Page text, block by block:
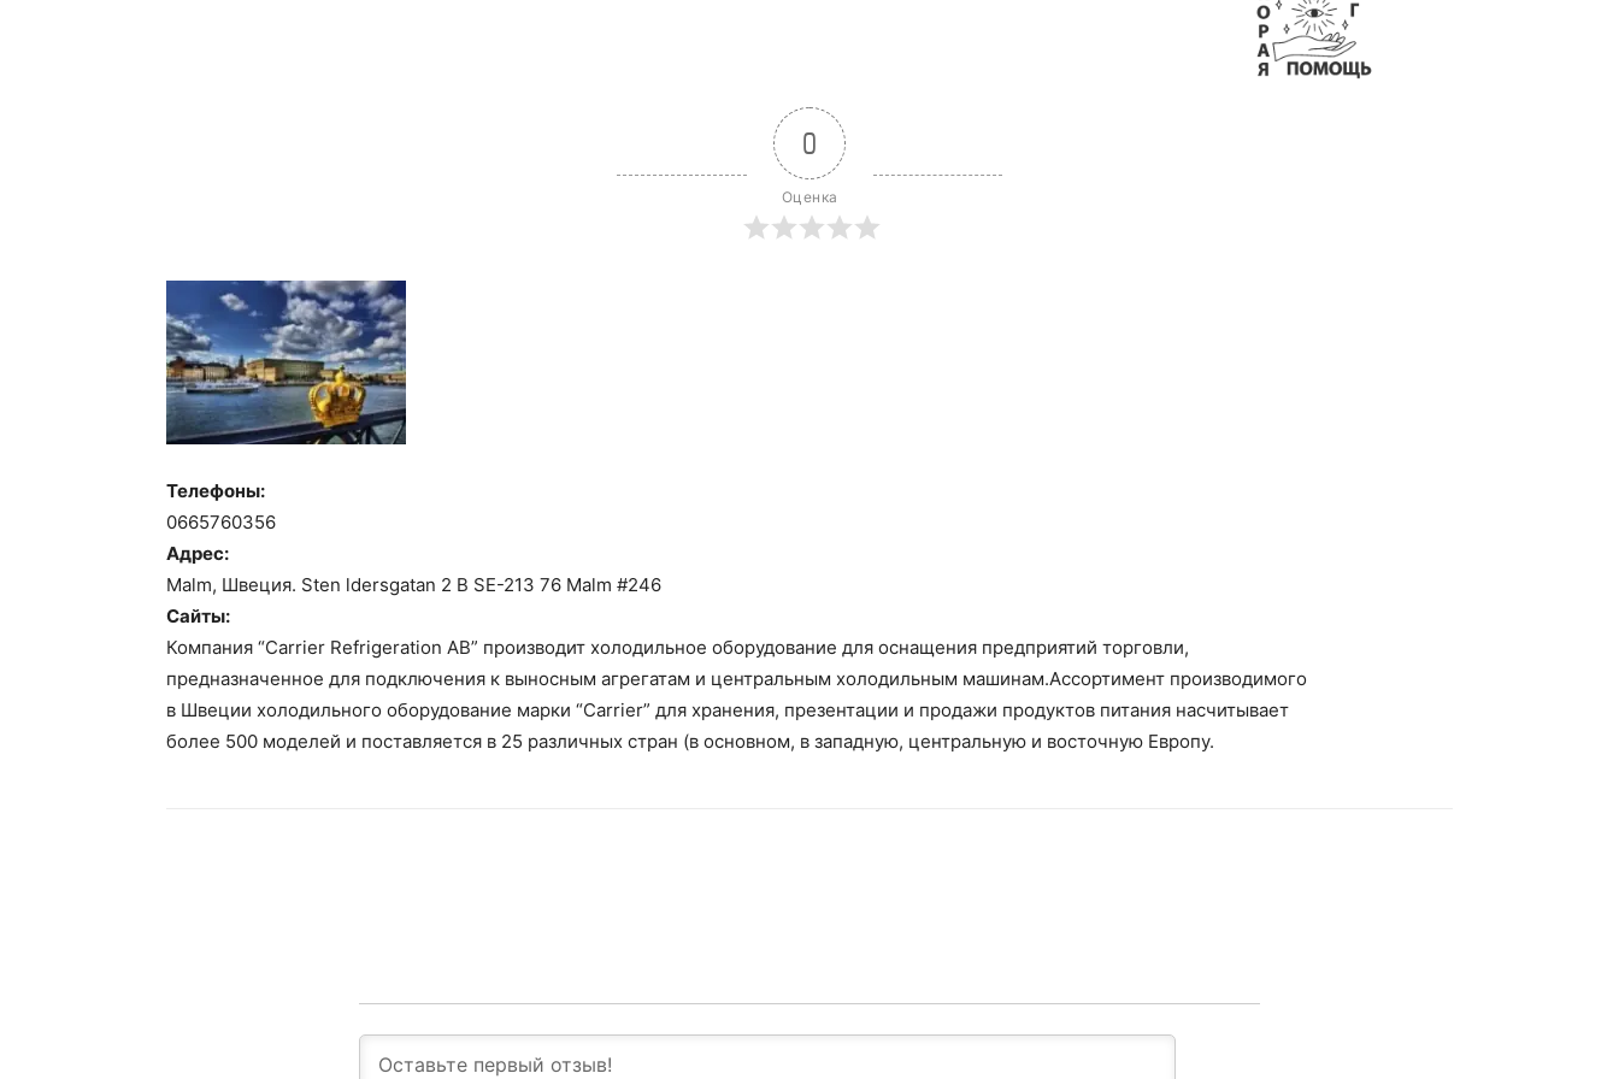
0
Оценка
Телефоны:
0665760356
Адрес:
Malm, Швеция. Sten ldersgatan 2 B SE-213 76 Malm #246
Сайты:
Компания “Carrier Refrigeration AB” производит холодильное оборудование для оснащения предприятий торговли,
предназначенное для подключения к выносным агрегатам и центральным холодильным машинам.Ассортимент производимого
в Швеции холодильного оборудование марки “Carrier” для хранения, презентации и продажи продуктов питания насчитывает
более 500 моделей и поставляется в 25 различных стран (в основном, в западную, центральную и восточную Европу.